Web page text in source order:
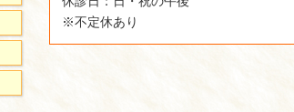
※不定休あり